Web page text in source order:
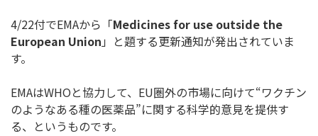
4/22付でEMAから「Medicines for use outside the
European Union 」と題する更新通知が発出されていま
す。
EMAはWHOと協力して、EU圏外の市場に向けて“ワクチン
のようなある種の医薬品”に関する科学的意見を提供す
る、 というものです。